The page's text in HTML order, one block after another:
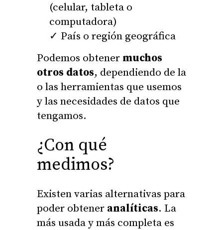
(celular, tableta o
computadora)
País o región geográfica
Podemos obtener muchos
otros datos, dependiendo de la
o las herramientas que usemos
y las necesidades de datos que
tengamos.
¿Con qué
medimos?
Existen varias alternativas para
poder obtener analíticas. La
más usada y más completa es